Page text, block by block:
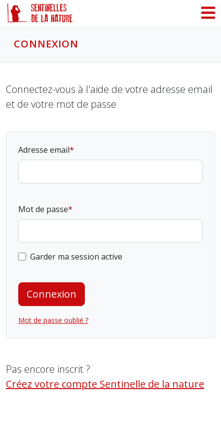
CONNEXION
Connectez-vous à l'aide de votre adresse email
et de votre mot de passe
Adresse email
Mot de passe
Garder ma session active
Connexion
Mot de passe oublié ?
Pas encore inscrit ?
Créez votre compte Sentinelle de la nature
Panneau de gestion des cookies